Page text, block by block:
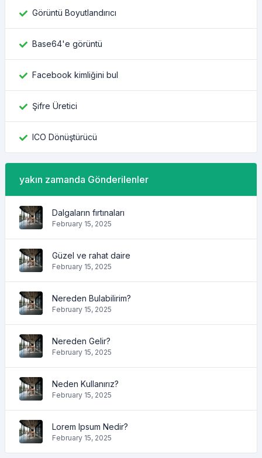
Görüntü Boyutlandırıcı
Base64'e görüntü
Facebook kimliğini bul
Şifre Üretici
ICO Dönüştürücü
yakın zamanda Gönderilenler
Dalgaların fırtınaları
February 15, 2025
Güzel ve rahat daire
February 15, 2025
Nereden Bulabilirim?
February 15, 2025
Nereden Gelir?
February 15, 2025
Neden Kullanırız?
February 15, 2025
Lorem Ipsum Nedir?
February 15, 2025